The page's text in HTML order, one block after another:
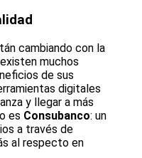
cambiando con la
muchos
de sus
digitales
y llegar a más
es Consubanco: un
a través de
al respecto en